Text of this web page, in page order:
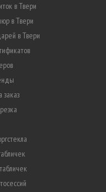
в Твери
в Твери
в Твери